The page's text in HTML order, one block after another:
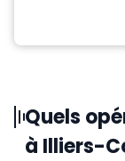
Quels
à Illiers-